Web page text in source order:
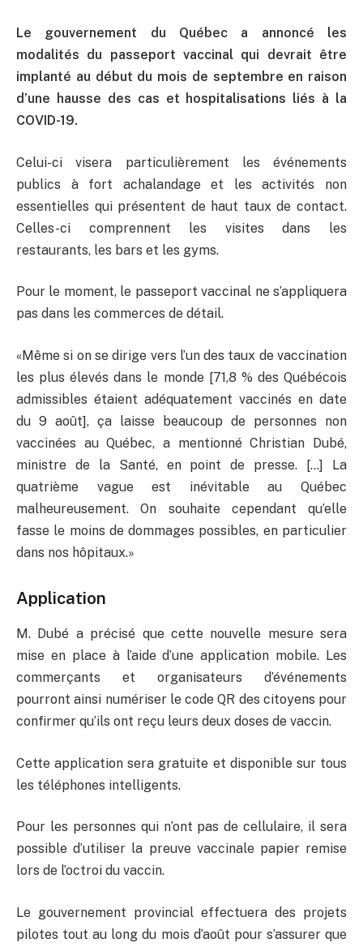
Le gouvernement du Québec a annoncé les
modalités du passeport vaccinal qui devrait être
implanté au début du mois de septembre en raison
d’une hausse des cas et hospitalisations liés à la
COVID-19.
Celui-ci visera particulièrement les événements
publics à fort achalandage et les activités non
essentielles qui présentent de haut taux de contact.
Celles-ci comprennent les visites dans les
restaurants, les bars et les gyms.
Pour le moment, le passeport vaccinal ne s’appliquera
pas dans les commerces de détail.
«Même si on se dirige vers l’un des taux de vaccination
les plus élevés dans le monde [71,8 % des Québécois
admissibles étaient adéquatement vaccinés en date
du 9 août], ça laisse beaucoup de personnes non
vaccinées au Québec, a mentionné Christian Dubé,
ministre de la Santé, en point de presse. […] La
quatrième vague est inévitable au Québec
malheureusement. On souhaite cependant qu’elle
fasse le moins de dommages possibles, en particulier
dans nos hôpitaux.»
Application
M. Dubé a précisé que cette nouvelle mesure sera
mise en place à l’aide d’une application mobile. Les
commerçants et organisateurs d’événements
pourront ainsi numériser le code QR des citoyens pour
confirmer qu’ils ont reçu leurs deux doses de vaccin.
Cette application sera gratuite et disponible sur tous
les téléphones intelligents.
Pour les personnes qui n’ont pas de cellulaire, il sera
possible d’utiliser la preuve vaccinale papier remise
lors de l’octroi du vaccin.
Le gouvernement provincial effectuera des projets
pilotes tout au long du mois d’août pour s’assurer que